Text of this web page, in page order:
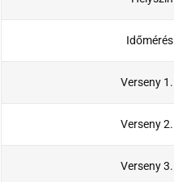
Időmérés
Verseny 1.
Verseny 2.
Verseny 3.